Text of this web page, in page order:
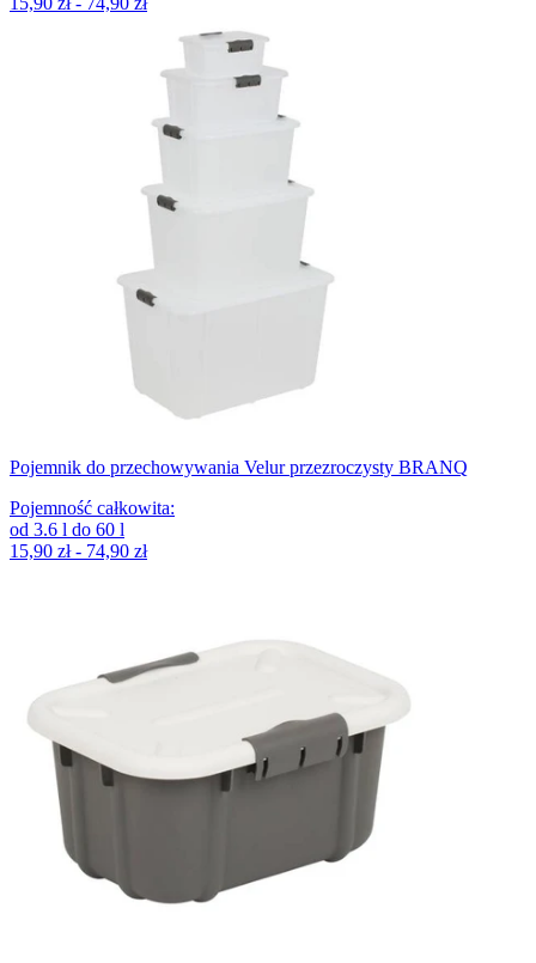
Pojemnik do przechowywania Velur przezroczysty BRANQ
Pojemność całkowita:
od 3.6 l do 60 l
15,90 zł - 74,90 zł